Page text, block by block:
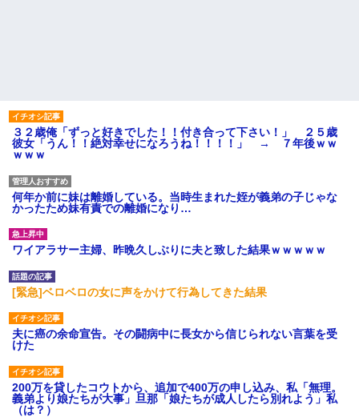
３２歳俺「ずっと好きでした！！付き合って下さい！」 ２５歳
彼女「うん！！絶対幸せになろうね！！！！」 → ７年後ｗｗ
ｗｗｗ
何年か前に妹は離婚している。当時生まれた姪が義弟の子じゃな
かったため妹有責での離婚になり…
ワイアラサー主婦、昨晩久しぶりに夫と致した結果ｗｗｗｗｗ
[緊急]ベロベロの女に声をかけて行為してきた結果
夫に癌の余命宣告。その闘病中に長女から信じられない言葉を受
けた
200万を貸したコウトから、追加で400万の申し込み、私「無理。
義弟より娘たちが大事」旦那「娘たちが成人したら別れよう」私
（は？）